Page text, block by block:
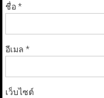
ชื่อ*
อีเมล *
เว็บไซต์